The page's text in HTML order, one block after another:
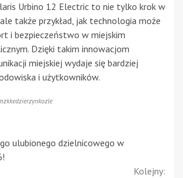
Urbino 12 Electric to nie tylko krok w
także przykład, jak technologia może
i bezpieczeństwo w miejskim
Dzięki takim innowacjom
miejskiej wydaje się bardziej
i użytkowników.
ulubionego dzielnicowego w
Kolejny: